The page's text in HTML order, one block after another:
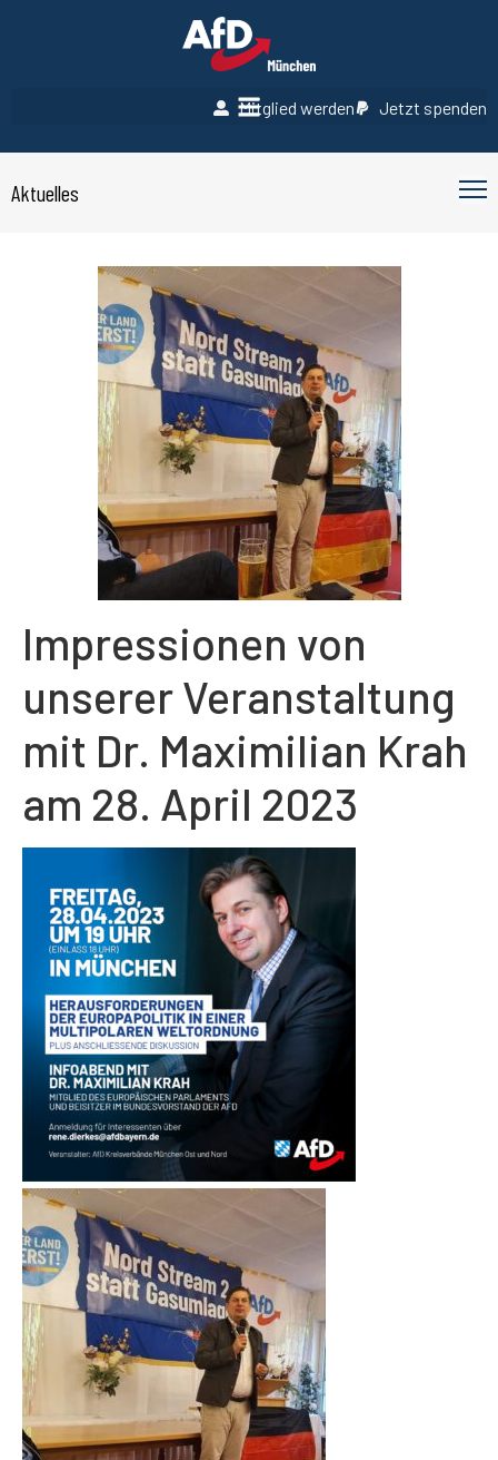
Mitglied werden Jetzt spenden
Aktuelles
Impressionen von
unserer Veranstaltung
mit Dr. Maximilian Krah
am 28. April 2023